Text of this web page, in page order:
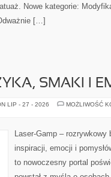
Nowe kategorie:
[…]
SMAKI I
LIP - 27 - 2026
MOŻLIWOŚĆ
Laser-Gamp – rozrywkowy
inspiracji, emocji i
to nowoczesny portal